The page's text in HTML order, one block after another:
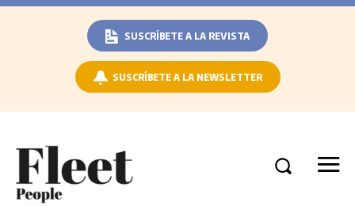
SUSCRÍBETE A LA REVISTA
SUSCRÍBETE A LA NEWSLETTER